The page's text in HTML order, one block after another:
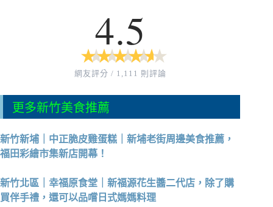
4.5
★
★ ★
★ ★
★ ★
★ ★
★
網友評分 / 1,111 則評論
更多新竹美食推薦
新竹新埔｜中正脆皮雞蛋糕｜新埔老街周邊美食推薦，
福田彩繪市集新店開幕！
新竹北區｜幸福原食堂｜新福源花生醬二代店，除了購
買伴手禮，還可以品嚐日式媽媽料理